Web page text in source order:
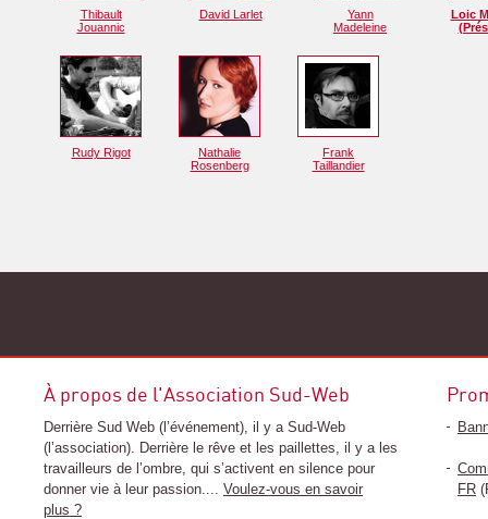
Thibault
Jouannic
David Larlet
Yann
Madeleine
Loic
Rudy Rigot
Nathalie
Rosenberg
Frank
Taillandier
À propos de l'Association Sud-Web
Derrière Sud Web (l’événement), il y a Sud-Web
(l’association). Derrière le rêve et les paillettes, il y a les
travailleurs de l’ombre, qui s’activent en silence pour
donner vie à leur passion.... Voulez-vous en savoir
plus ?
FR